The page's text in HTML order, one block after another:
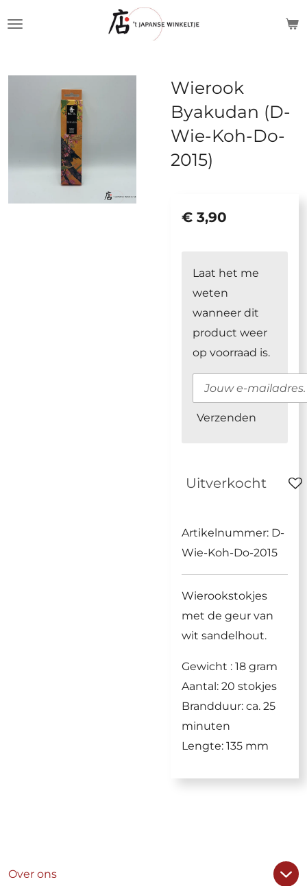
de
hoofdinhoud
Wierook
Byakudan (D-
Wie-Koh-Do-
2015)
€ 3,90
Laat het me
weten
wanneer dit
product weer
op voorraad is.
Verzenden
Uitverkocht
Artikelnummer: D-
Wie-Koh-Do-2015
Wierookstokjes
met de geur van
wit sandelhout.
Gewicht : 18 gram
Aantal: 20 stokjes
Brandduur: ca. 25
minuten
Lengte: 135 mm
Over ons